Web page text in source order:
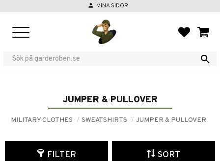
person MINA SIDOR
JUMPER & PULLOVER
MILITARY CLOTHES SWEATSHIRTS JUMPER & PULLOVER
FILTER SORT